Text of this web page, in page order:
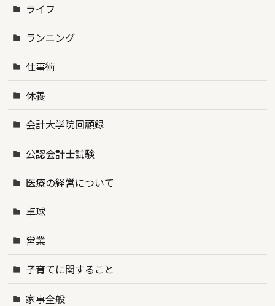
ライフ
ランニング
仕事術
休養
会計大学院回顧録
公認会計士試験
医療の経営について
卓球
営業
子育てに関すること
家事全般